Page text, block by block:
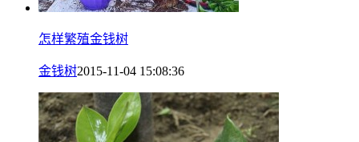
怎样繁殖金钱树
金钱树2015-11-04 15:08:36